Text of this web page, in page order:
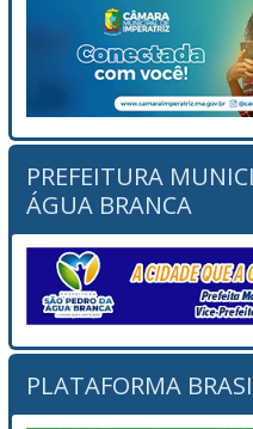
PREFEITURA
ÁGUA BRANCA
PLATAFORMA